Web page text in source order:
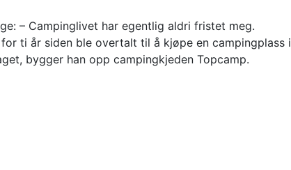
ti år siden ble overtalt til å kjøpe en campingplass i
bygger han opp campingkjeden Topcamp.